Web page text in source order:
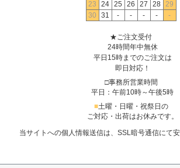
23
24 25 26 27 28 29
30
31 - - - - -
★ご注文受付
24時間年中無休
平日15時までのご注文は
即日対応！
□事務所営業時間
平日：午前10時～午後5時
■土曜・日曜・祝祭日の
ご対応・出荷はお休みです。
当サイトへの個人情報送信は、SSL暗号通信にて安